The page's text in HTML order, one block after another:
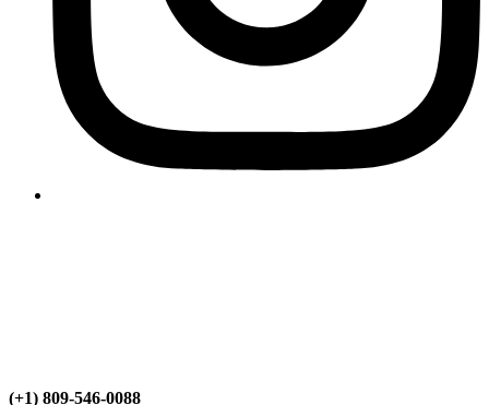
(+1) 809-546-0088